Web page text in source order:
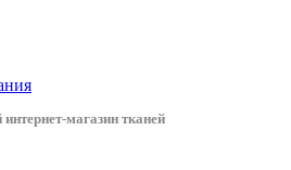
магазин тканей